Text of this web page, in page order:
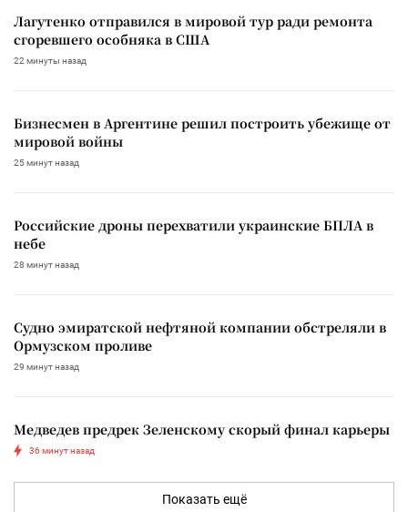
Лагутенко отправился в мировой тур ради ремонта
сгоревшего особняка в США
22 минуты назад
Бизнесмен в Аргентине решил построить убежище от
мировой войны
25 минут назад
Российские дроны перехватили украинские БПЛА в
небе
28 минут назад
Судно эмиратской нефтяной компании обстреляли в
Ормузском проливе
29 минут назад
Медведев предрек Зеленскому скорый финал карьеры
36 минут назад
Показать ещё